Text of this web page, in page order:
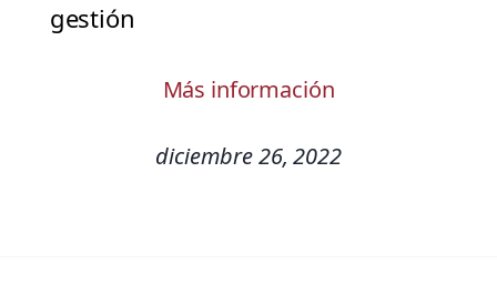
gestión
Más información
diciembre 26, 2022